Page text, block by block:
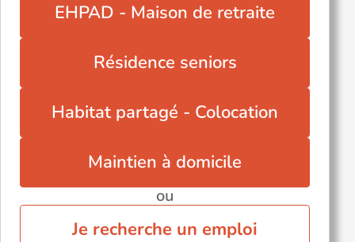
EHPAD - Maison de retraite
Résidence seniors
Habitat partagé - Colocation
Maintien à domicile
ou
Je recherche un emploi